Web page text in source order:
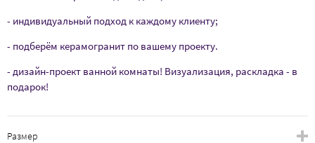
- индивидуальный подход к каждому клиенту;
- подберём керамогранит по вашему проекту.
- дизайн-проект ванной комнаты! Визуализация, раскладка - в
подарок!
Размер